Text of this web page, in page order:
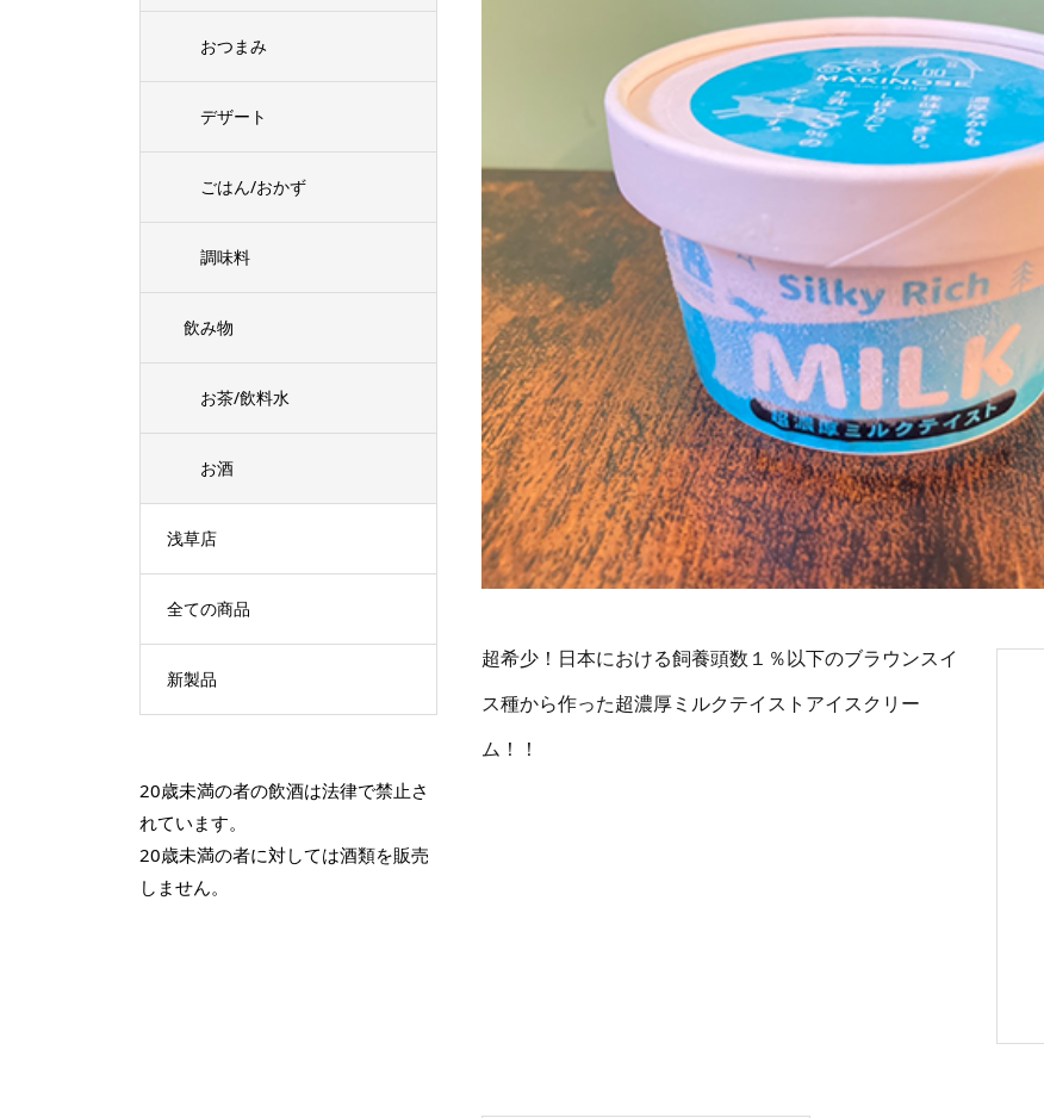
超希少！日本における飼養頭数１％以下のブラウンスイ
ス種から作った超濃厚ミルクテイストアイスクリー
ム！！
おつまみ
デザート
ごはん/おかず
調味料
飲み物
お茶/飲料水
お酒
浅草店
全ての商品
新製品
20歳未満の者の飲酒は法律で禁止さ
れています。
20歳未満の者に対しては酒類を販売
しません。